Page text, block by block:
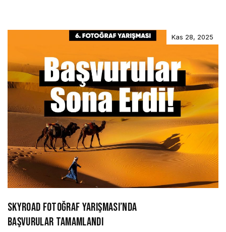
Kas 28, 2025
SKYROAD FOTOĞRAF YARIŞMASI’NDA
BAŞVURULAR TAMAMLANDI